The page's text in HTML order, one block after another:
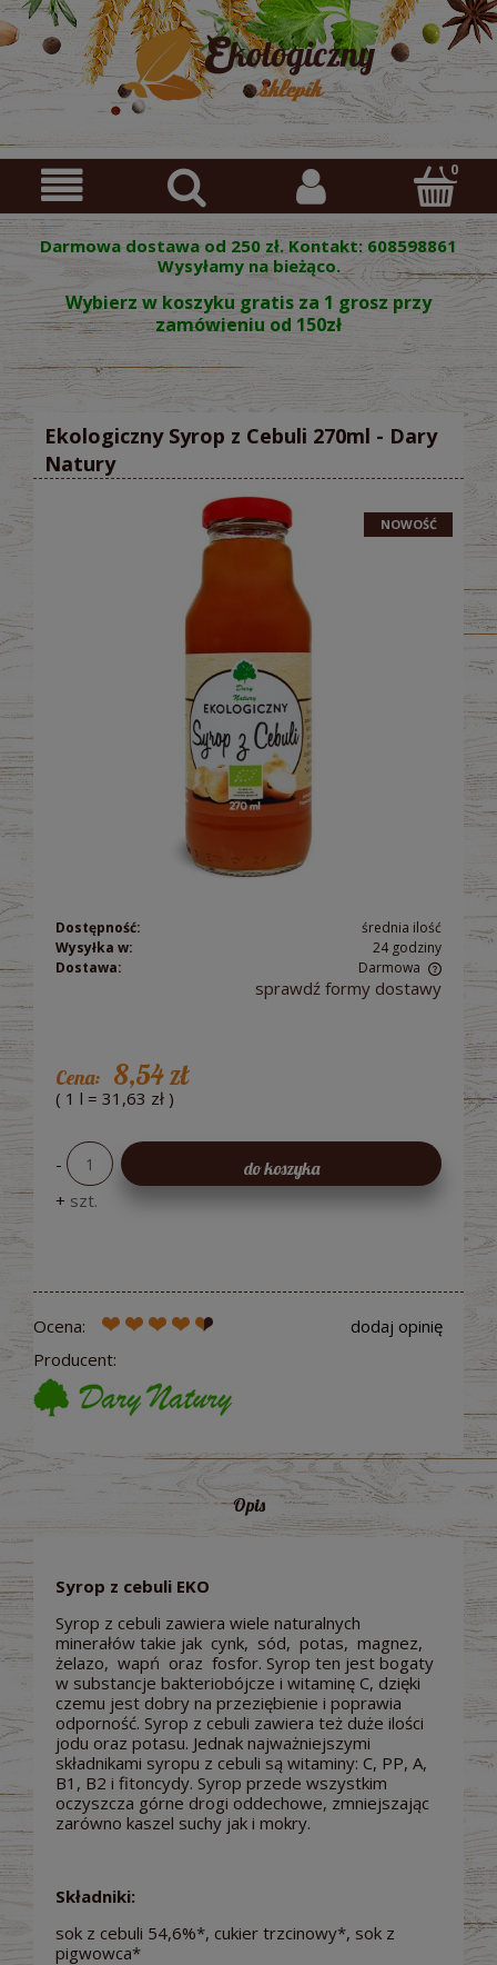
Darmowa dostawa od 250 zł. Kontakt: 608598861
Wysyłamy na bieżąco.
Wybierz w koszyku gratis za 1 grosz przy
zamówieniu od 150zł
Ekologiczny Syrop z Cebuli 270ml - Dary
Natury
NOWOŚĆ
Dostępność:
średnia ilość
Wysyłka w:
24 godziny
Dostawa:
Darmowa
Cena nie zawiera ewentualnych kosztów płatności
sprawdź formy dostawy
Cena: 8,54 zł
( 1 l = 31,63 zł )
-
+ szt.
do koszyka
Ocena:
Producent:
dodaj opinię
Opis
Syrop z cebuli EKO
Syrop z cebuli zawiera wiele naturalnych
minerałów takie jak cynk, sód, potas, magnez,
żelazo, wapń oraz fosfor. Syrop ten jest bogaty
w substancje bakteriobójcze i witaminę C, dzięki
czemu jest dobry na przeziębienie i poprawia
odporność. Syrop z cebuli zawiera też duże ilości
jodu oraz potasu. Jednak najważniejszymi
składnikami syropu z cebuli są witaminy: C, PP, A,
B1, B2 i fitoncydy. Syrop przede wszystkim
oczyszcza górne drogi oddechowe, zmniejszając
zarówno kaszel suchy jak i mokry.
Składniki:
sok z cebuli 54,6%*, cukier trzcinowy*, sok z
pigwowca*